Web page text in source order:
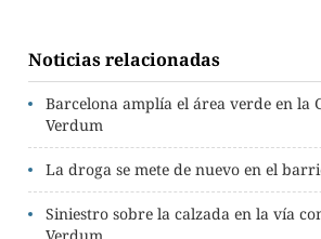
Noticias relacionadas
Barcelona amplía el área verde en la
Verdum
La droga se mete de nuevo en el
Siniestro sobre la calzada en la vía